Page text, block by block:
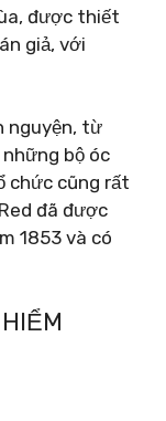
được thiết
giả, với
nguyện, từ
bộ óc
chức cũng rất
đã được
1853 và có